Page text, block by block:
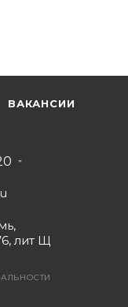
ВАКАНСИИ
лит Щ